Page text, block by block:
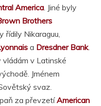
America. Jiné byly
Brothers
řídily Nikaraguu,
a Dresdner Bank.
v Latinské
Jménem
svaz.
za převzetíAmerican